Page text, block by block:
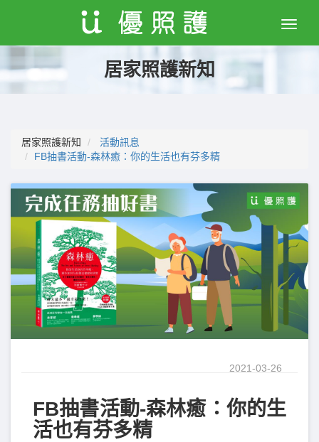
Toggle
居家照護新知
居家照護新知
活動訊息
FB抽書活動-森林癒：你的生活也有芬多精
2021-03-26
FB抽書活動-森林癒：你的生
活也有芬多精